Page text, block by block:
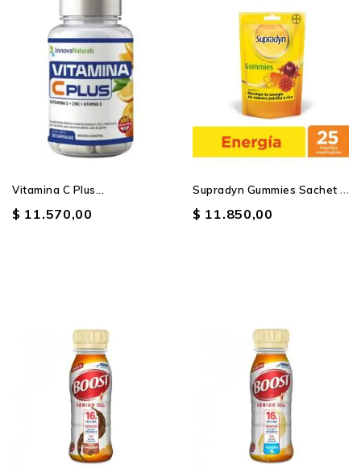
Vitamina C Plus...
$ 11.570,00
S
Upradyn Gummies Sachet X...
$ 11.850,00